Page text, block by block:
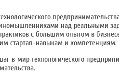
над реальными
с большим опытом в
стартап-навыкам и компетенциям.
в мир технологического